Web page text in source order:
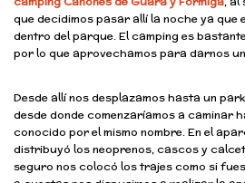
que decidimos pasar allí la noche ya
dentro del parque. El camping es
por lo que aprovechamos para darnos
Desde allí nos desplazamos hasta un
desde donde comenzaríamos a caminar
conocido por el mismo nombre. En el
distribuyó los neoprenos, cascos y
seguro nos colocó los trajes como si